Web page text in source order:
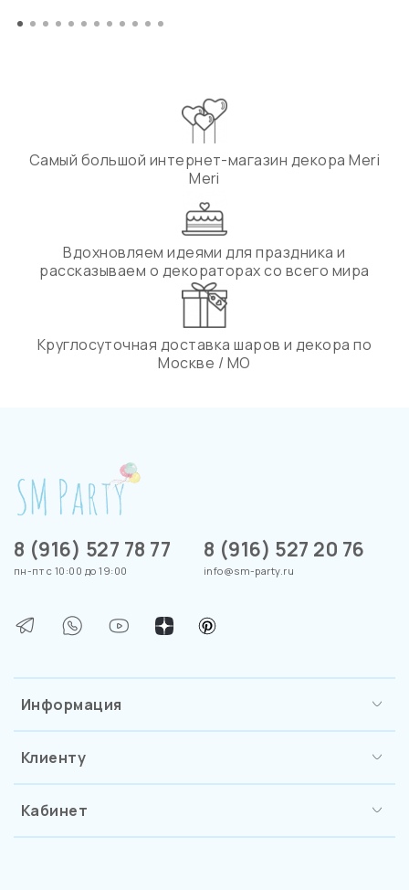
Самый большой интернет-магазин декора Meri
Meri
Вдохновляем идеями для праздника и
рассказываем о декораторах со всего мира
Круглосуточная доставка шаров и декора по
Москве / МО
Информация
Клиенту
Кабинет
8 (916) 527 78 77
пн-пт с 10:00 до 19:00
8 (916) 527 20 76
info@sm-party.ru